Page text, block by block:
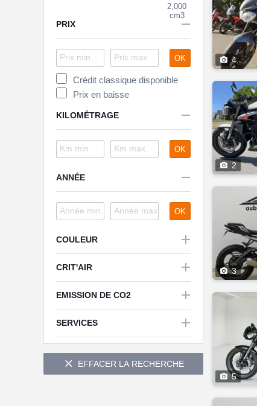
 4
 2
 3
 5
2,000
cm3
PRIX 
OK
Crédit classique disponible
Prix en baisse
KILOMÉTRAGE 
OK
ANNÉE 
OK
COULEUR 
CRIT'AIR 
EMISSION DE CO2 
SERVICES 

 EFFACER LA RECHERCHE